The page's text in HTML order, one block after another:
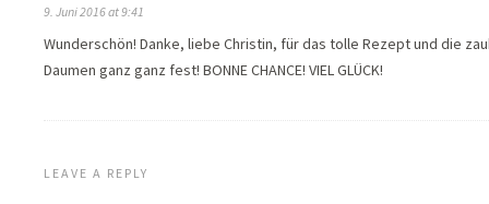
9. Juni 2016 at 9:41
Wunderschön! Danke, liebe Christin, für das tolle Rezept und die
Daumen ganz ganz fest! BONNE CHANCE! VIEL GLÜCK!
LEAVE A REPLY